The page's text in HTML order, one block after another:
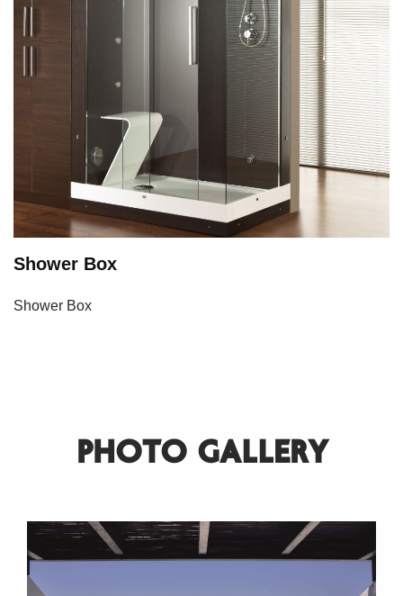
Shower Box
Shower Box
PHOTO GALLERY